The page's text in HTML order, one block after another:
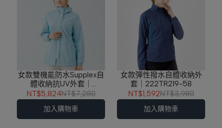
女款雙機能防水Supplex自
體收納抗UV外套｜
261TR103-52
NT$5,824NT$7,280
加入購物車
女款彈性撥水自體收納外
套｜222TR219-58
NT$1,592NT$3,980
加入購物車